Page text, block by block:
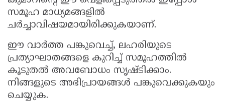
സമൂഹ മാധ്യമങ്ങളിൽ
ചർച്ചാവിഷയമായിരിക്കുകയാണ്.
ഈ വാർത്ത പങ്കുവെച്ച്, ലഹരിയുടെ
പ്രത്യാഘാതങ്ങളെ കുറിച്ച് സമൂഹത്തിൽ
കൂടുതൽ അവബോധം സൃഷ്ടിക്കാം.
നിങ്ങളുടെ അഭിപ്രായങ്ങൾ പങ്കുവെക്കുകയും
ചെയ്യുക.